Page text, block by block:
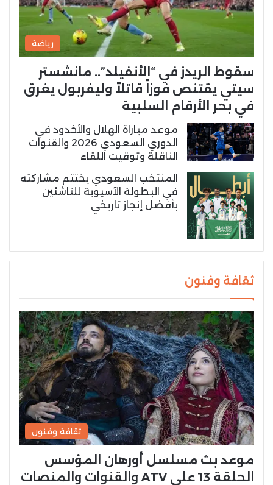
رياضة
سقوط الريدز في “الأنفيلد”.. مانشستر
سيتي يقتنص فوزاً قاتلاً وليفربول يغرق
في بحر الأرقام السلبية
موعد مباراة الهلال والأخدود في
الدوري السعودي 2026 والقنوات
الناقلة وتوقيت اللقاء
المنتخب السعودي يختتم مشاركته
في البطولة الآسيوية للناشئين
بأفضل إنجاز تاريخي
ثقافة وفنون
ثقافة وفنون
موعد بث مسلسل أورهان المؤسس
الحلقة 13 على ATV والقنوات والمنصات